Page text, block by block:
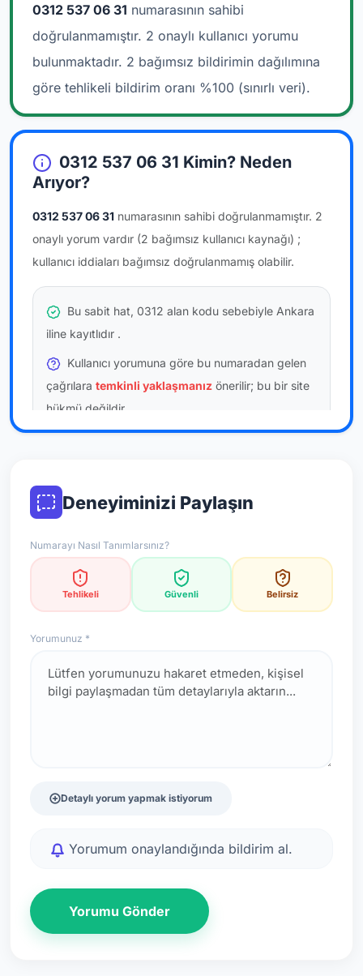
0312 537 06 31 numarasının sahibi
doğrulanmamıştır. 2 onaylı kullanıcı yorumu
bulunmaktadır. 2 bağımsız bildirimin dağılımına
göre tehlikeli bildirim oranı %100 (sınırlı veri).
0312 537 06 31 Kimin? Neden
Arıyor?
0312 537 06 31 numarasının sahibi doğrulanmamıştır. 2
onaylı yorum vardır (2 bağımsız kullanıcı kaynağı) ;
kullanıcı iddiaları bağımsız doğrulanmamış olabilir.
Bu sabit hat, 0312 alan kodu sebebiyle Ankara
iline kayıtlıdır .
Kullanıcı yorumuna göre bu numaradan gelen
çağrılara temkinli yaklaşmanız önerilir; bu bir site
hükmü değildir.
Bu bilgiler onaylı kullanıcı bildirimlerine dayanır;
*Not: Değerlendirmeler onaylı kullanıcı yorumlarına göre
Deneyiminizi Paylaşın
Numarayı Nasıl Tanımlarsınız?
Tehlikeli Güvenli Belirsiz
Yorumunuz *
Detaylı yorum yapmak istiyorum
Yorumum onaylandığında bildirim al.
Yorumu Gönder